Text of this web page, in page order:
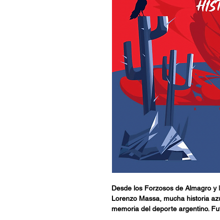
Desde los Forzosos de Almagro
Lorenzo Massa, mucha historia
memoria del deporte argentino.